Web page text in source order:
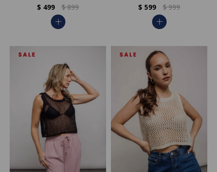
$ 499 $ 899
add
$ 599 $ 999
add